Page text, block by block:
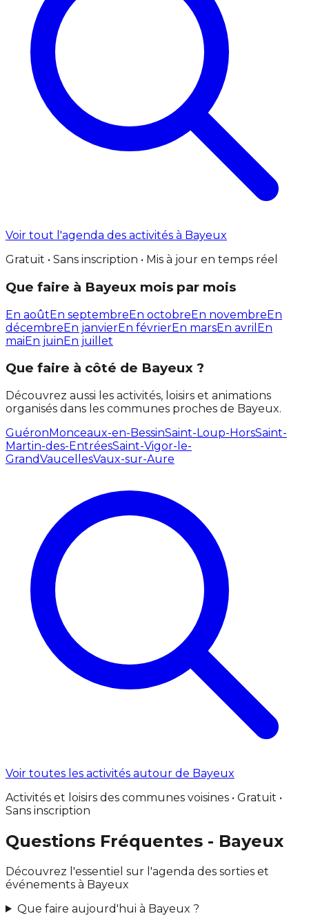
Voir tout l'agenda des activités à Bayeux
Gratuit • Sans inscription • Mis à jour en temps réel
Que faire à Bayeux mois par mois
En aoûtEn septembreEn octobreEn novembreEn
décembreEn janvierEn févrierEn marsEn avril En
maiEn juinEn juillet
Que faire à côté de Bayeux ?
Découvrez aussi les activités, loisirs et animations
organisés dans les communes proches de Bayeux.
GuéronMonceaux-en-BessinSaint-Loup-HorsSaint-
Martin-des-EntréesSaint-Vigor-le-
GrandVaucellesVaux-sur-Aure
Voir toutes les activités autour de Bayeux
Activités et loisirs des communes voisines • Gratuit •
Sans inscription
Questions Fréquentes - Bayeux
Découvrez l'essentiel sur l'agenda des sorties et
événements à Bayeux
Que faire aujourd'hui à Bayeux ?